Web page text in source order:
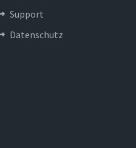
Support
Datenschutz